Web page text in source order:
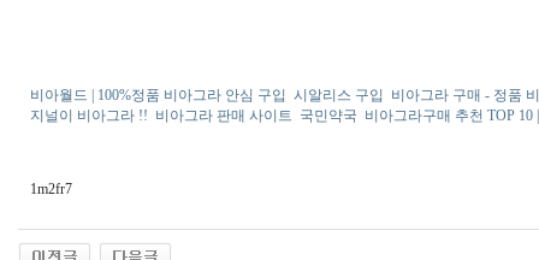
비아월드 | 100%정품 비아그라 안심 구입 시알리스 구입
비아그라 구매 - 정품
지널이 비아그라 !! 비아그라 판매 사이트 국민약국 비아그라구매 추천 TOP
1m2fr7